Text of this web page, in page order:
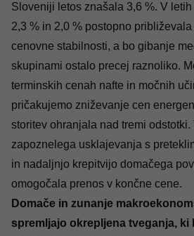
Sloveniji letos znašala 3,6 %. V
2,3 % in 2,0 % postopno
cenovne stabilnosti, a bo gibanje
skupinami ostalo precej raznoliko.
terminskih cenah nafte in močnih
pričakujemo zniževanje cen
storitev ohranjala nad tremi odstotki.
zapoznelega usklajevanja s
in nadaljnjo krepitvijo domačega
omogočala prenos v končne cene.
Domače in zunanje
spremljajo okrepljena tveganja, ki